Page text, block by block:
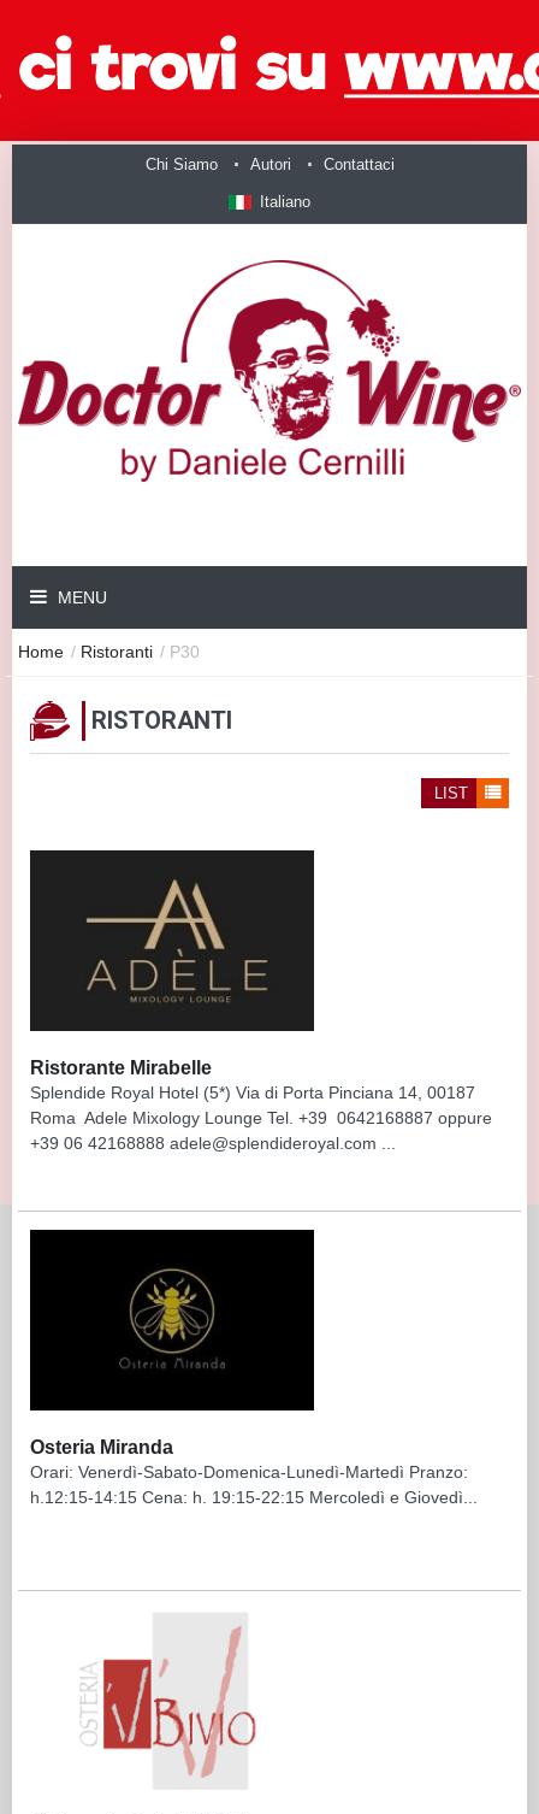
Chi Siamo Autori Contattaci
Italiano
MENU
Home / Ristoranti / P30
RISTORANTI
LIST
Ristorante Mirabelle
Splendide Royal Hotel (5*) Via di Porta Pinciana 14, 00187
Roma Adele Mixology Lounge Tel. +39 0642168887 oppure
+39 06 42168888 adele@splendideroyal.com ...
Osteria Miranda
Orari: Venerdì-Sabato-Domenica-Lunedì-Martedì Pranzo:
h.12:15-14:15 Cena: h. 19:15-22:15 Mercoledì e Giovedì...